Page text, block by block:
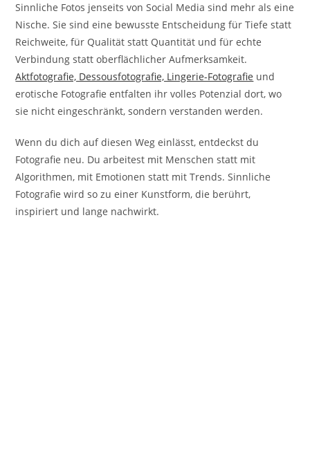
Sinnliche Fotos jenseits von Social Media sind mehr als eine
Nische. Sie sind eine bewusste Entscheidung für Tiefe statt
Reichweite, für Qualität statt Quantität und für echte
Verbindung statt oberflächlicher Aufmerksamkeit.
Aktfotografie, Dessousfotografie, Lingerie-Fotografie und
erotische Fotografie entfalten ihr volles Potenzial dort, wo
sie nicht eingeschränkt, sondern verstanden werden.
Wenn du dich auf diesen Weg einlässt, entdeckst du
Fotografie neu. Du arbeitest mit Menschen statt mit
Algorithmen, mit Emotionen statt mit Trends. Sinnliche
Fotografie wird so zu einer Kunstform, die berührt,
inspiriert und lange nachwirkt.